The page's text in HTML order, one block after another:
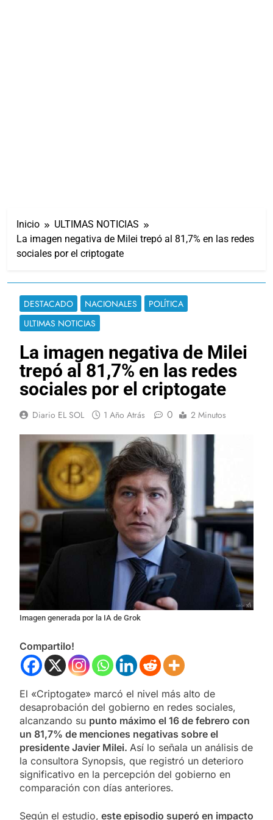
Inicio
ULTIMAS NOTICIAS
La imagen negativa de Milei trepó al 81,7% en las redes
sociales por el criptogate
DESTACADO NACIONALES
POLÍTICA
ULTIMAS NOTICIAS
La imagen negativa de Milei
trepó al 81,7% en las redes
sociales por el criptogate
Diario EL SOL 1 Año Atrás 0 2 Minutos
Imagen generada por la IA de Grok
Compartilo!
El «Criptogate» marcó el nivel más alto de
desaprobación del gobierno en redes sociales,
alcanzando su punto máximo el 16 de febrero con
un 81,7% de menciones negativas sobre el
presidente Javier Milei. Así lo señala un análisis de
la consultora Synopsis, que registró un deterioro
significativo en la percepción del gobierno en
comparación con días anteriores.
Según el estudio, este episodio superó en impacto